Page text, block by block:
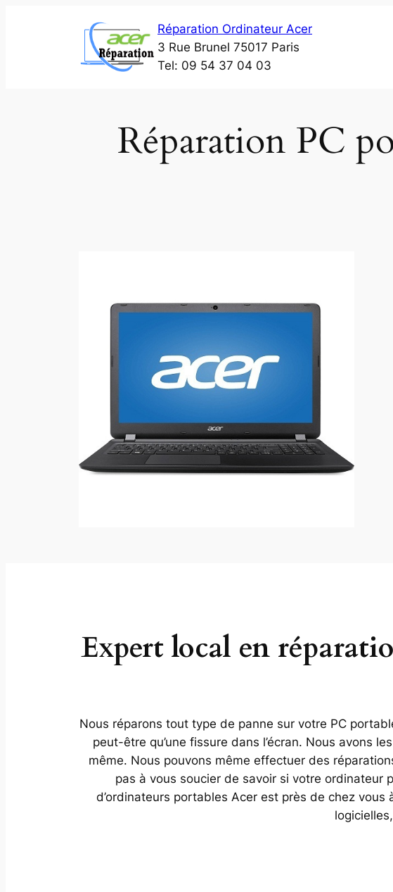
Réparation Ordinateur Acer
3 Rue Brunel 75017 Paris
Tel: 09 54 37 04 03
Réparation PC
Expert local en
Nous réparons tout type de panne sur votre PC
peut-être qu’une fissure dans l’écran. Nous avons
même. Nous pouvons même effectuer des
pas à vous soucier de savoir si votre
d’ordinateurs portables Acer est près de chez